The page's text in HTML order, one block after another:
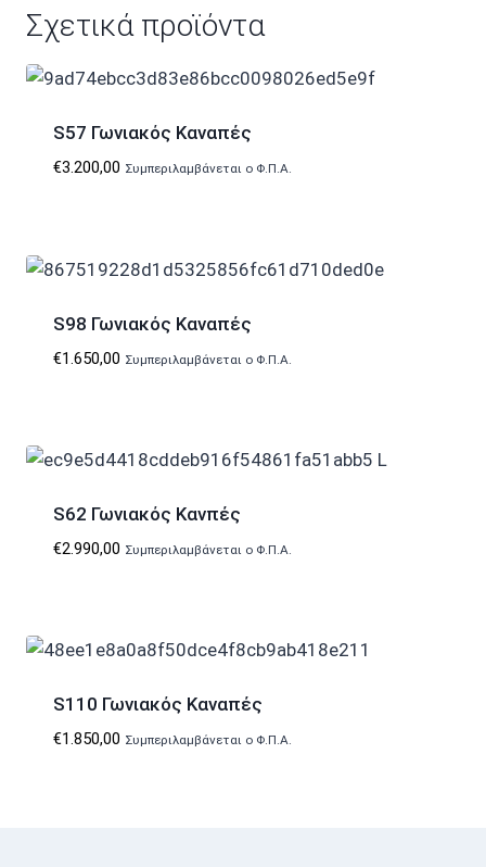
Σχετικά προϊόντα
S57 Γωνιακός Καναπές
€3.200,00 Συμπεριλαμβάνεται ο Φ.Π.Α.
S98 Γωνιακός Καναπές
€1.650,00 Συμπεριλαμβάνεται ο Φ.Π.Α.
S62 Γωνιακός Κανπές
€2.990,00 Συμπεριλαμβάνεται ο Φ.Π.Α.
S110 Γωνιακός Καναπές
€1.850,00 Συμπεριλαμβάνεται ο Φ.Π.Α.